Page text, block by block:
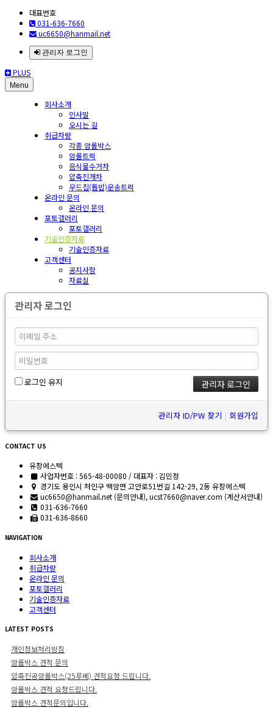
대표번호
031-636-7660
uc6650@hanmail.net
관리자 로그인
PLUS
Menu
회사소개
인사말
오시는 길
취급차량
각종 암롤박스
암롤트럭
음식물수거차
압축진개차
우드칩(톱밥)운송트럭
온라인 문의
온라인 문의
포토갤러리
포토갤러리
기술인증자료
기술인증자료
고객센터
공지사항
자료실
관리자 로그인
로그인 유지
관리자 ID/PW 찾기 | 회원가입
CONTACT US
유창에스텍
사업자번호 : 565-48-00080 / 대표자 : 김민정
경기도 용인시 처인구 백암면 고안로51번길 142-29, 2동 유창에스텍
uc6650@hanmail.net (문의안내), ucst7660@naver.com (계산서안내)
031-636-7660
031-636-8660
NAVIGATION
회사소개
취급차량
온라인 문의
포토갤러리
기술인증자료
고객센터
LATEST POSTS
개인정보처리방침
암롤박스 견적 문의
압축진공암롤박스(25루베) 견적요청 드립니다.
암롤박스 견적 요청드립니다.
암롤박스 견적문의입니다.